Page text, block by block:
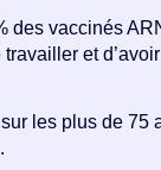
des vaccinés
et
les plus de 75